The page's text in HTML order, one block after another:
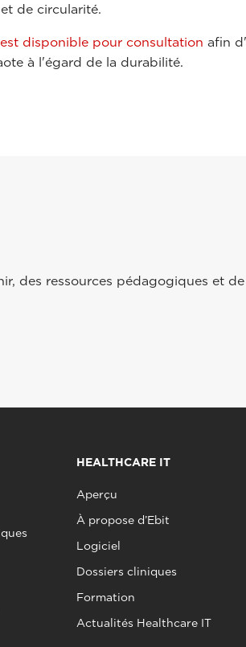
de circularité.
est disponible pour consultation afin
à l'égard de la durabilité.
des ressources pédagogiques et
HEALTHCARE IT
Aperçu
À propose d’Ebit
Logiciel
Dossiers cliniques
Formation
Actualités Healthcare IT